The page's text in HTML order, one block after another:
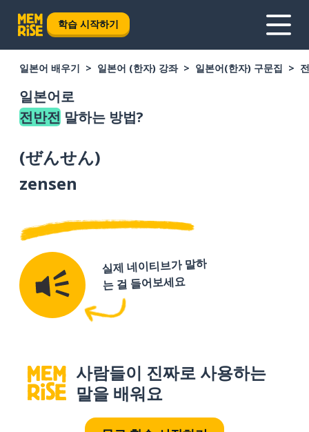
학습 시작하기
일본어 배우기 일본어 (한자) 강좌 일본어(한자) 구문집
일본어로
전반전 말하는 방법?
(ぜんせん)
zensen
실제 네이티브가 말하
는 걸 들어보세요
사람들이 진짜로 사용하는
말을 배워요